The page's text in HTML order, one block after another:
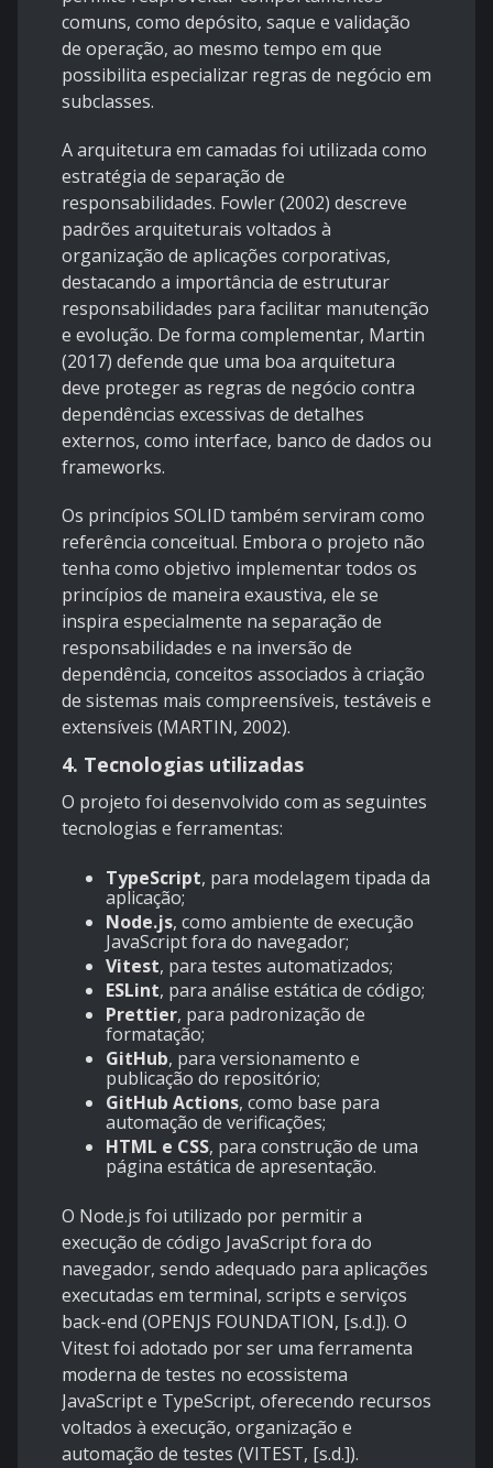
comuns, como depósito, saque e validação
de operação, ao mesmo tempo em que
possibilita especializar regras de negócio em
subclasses.
A arquitetura em camadas foi utilizada como
estratégia de separação de
responsabilidades. Fowler (2002) descreve
padrões arquiteturais voltados à
organização de aplicações corporativas,
destacando a importância de estruturar
responsabilidades para facilitar manutenção
e evolução. De forma complementar, Martin
(2017) defende que uma boa arquitetura
deve proteger as regras de negócio contra
dependências excessivas de detalhes
externos, como interface, banco de dados ou
frameworks.
Os princípios SOLID também serviram como
referência conceitual. Embora o projeto não
tenha como objetivo implementar todos os
princípios de maneira exaustiva, ele se
inspira especialmente na separação de
responsabilidades e na inversão de
dependência, conceitos associados à criação
de sistemas mais compreensíveis, testáveis e
extensíveis (MARTIN, 2002).
4. Tecnologias utilizadas
O projeto foi desenvolvido com as seguintes
tecnologias e ferramentas:
TypeScript, para modelagem tipada da
aplicação;
Node.js, como ambiente de execução
JavaScript fora do navegador;
Vitest, para testes automatizados;
ESLint, para análise estática de código;
Prettier, para padronização de
formatação;
GitHub, para versionamento e
publicação do repositório;
GitHub Actions, como base para
automação de verificações;
HTML e CSS, para construção de uma
página estática de apresentação.
O Node.js foi utilizado por permitir a
execução de código JavaScript fora do
navegador, sendo adequado para aplicações
executadas em terminal, scripts e serviços
back-end (OPENJS FOUNDATION, [s.d.]). O
Vitest foi adotado por ser uma ferramenta
moderna de testes no ecossistema
JavaScript e TypeScript, oferecendo recursos
voltados à execução, organização e
automação de testes (VITEST, [s.d.]).